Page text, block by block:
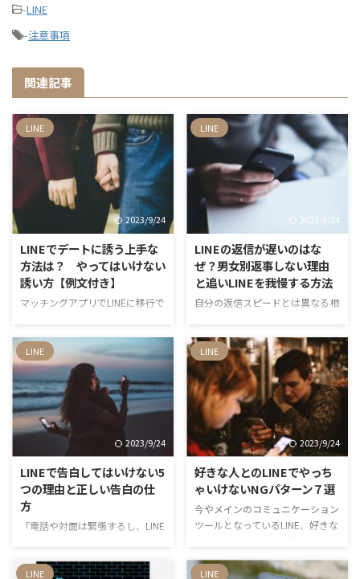
-LINE
-注意事項
関連記事
LINE
2023/9/24
LINEでデートに誘う上手な
方法は？ やってはいけない
誘い方【例文付き】
マッチングアプリでLINEに移行で
になっている人と距離を縮めるこ
とに見事成功したり、「いよいよ
デートに誘おう！」って瞬間が訪
れたとき、気をつけなければなら
ないことって実はたくさんあるん
です。 LINEの誘い方次第では、
これまでの苦労が水の泡……なん
てことも。 そんな悲劇を回避す
ートの誘い方をご紹介！NG集も
例文付きでご紹介しているので、
そちらもチェック必須です。
LINE
2023/9/24
LINEの返信が遅いのはな
ぜ？男女別返事しない理由
と追いLINEを我慢する方法
自分の返信スピードとは異なる相
ソワしてしまうことがありません
か？それが好きな人や恋人など自
分にとって大切な人であればある
ほど、不安な気持ちも大きくなり
ますよね。 そんなとき、あなた
はどうしていますか？中には“追
いLINE”をしている人もいるかも
しれませんが、追いLINEを「ウザ
せん。 そこで今回は、LINEの返
事が遅い理由や返事をしない理
由、追いLINEがきたときの心理を
男女別にご紹介します。 追い
ずに追いL …
LINE
2023/9/24
LINEで告白してはいけない5
つの理由と正しい告白の仕
方
「電話や対面は緊張するし、LINE
ても大丈夫なの？」 多くの男性
がこういった悩みを抱えているの
LINE
2023/9/24
好きな人とのLINEでやっち
ゃいけないNGパターン７選
今やメインのコミュニケーション
ツールとなっているLINE、好きな
とが多いはず！ LINEは気軽に使
えるツールなのですが、SNSと同
LINE LINE